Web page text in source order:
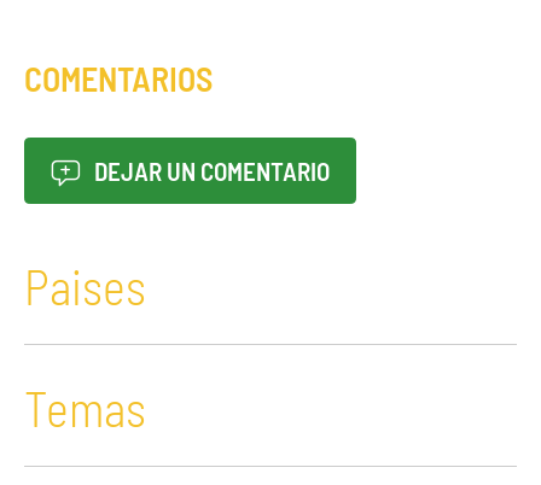
COMENTARIOS
DEJAR UN COMENTARIO
Paises
Temas